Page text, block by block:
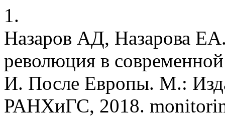
1.
Назаров АД, Назарова
революция в
И. После Европы. М.:
РАНХиГС, 2018.